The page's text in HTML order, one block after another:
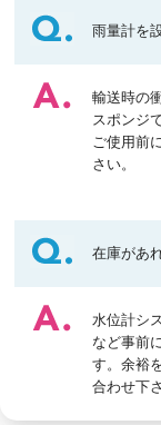
雨量計を
輸送時の
スポンジ
ご使用前
さい。
在庫があ
水位計シ
など事前
す。余裕
合わせ下